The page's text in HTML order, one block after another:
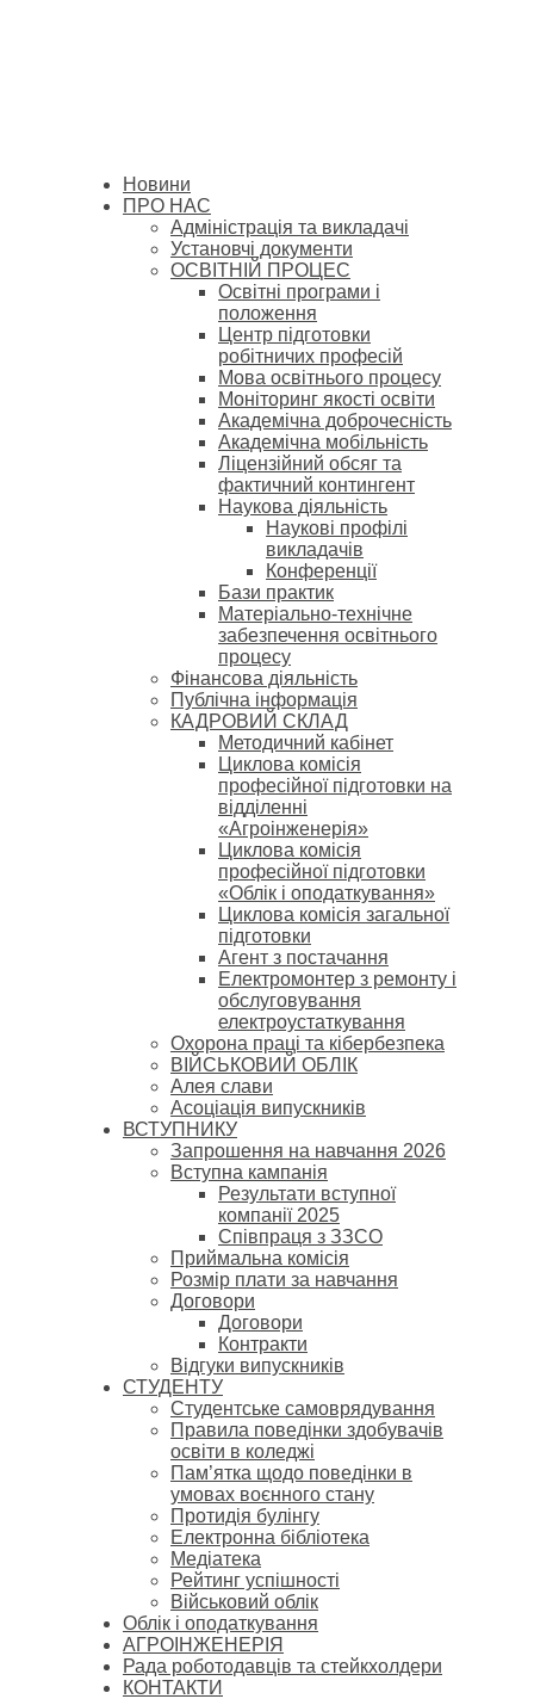
Новини
ПРО НАС
Адміністрація та викладачі
Установчі документи
ОСВІТНІЙ ПРОЦЕС
Освітні програми і
положення
Центр підготовки
робітничих професій
Мова освітнього процесу
Моніторинг якості освіти
Академічна доброчесність
Академічна мобільність
Ліцензійний обсяг та
фактичний контингент
Наукова діяльність
Наукові профілі
викладачів
Конференції
Бази практик
Матеріально-технічне
забезпечення освітнього
процесу
Фінансова діяльність
Публічна інформація
КАДРОВИЙ СКЛАД
Методичний кабінет
Циклова комісія
професійної підготовки на
відділенні
«Агроінженерія»
Циклова комісія
професійної підготовки
«Облік і оподаткування»
Циклова комісія загальної
підготовки
Агент з постачання
Електромонтер з ремонту і
обслуговування
електроустаткування
Охорона праці та кібербезпека
ВІЙСЬКОВИЙ ОБЛІК
Алея слави
Асоціація випускників
ВСТУПНИКУ
Запрошення на навчання 2026
Вступна кампанія
Результати вступної
компанії 2025
Співпраця з ЗЗСО
Приймальна комісія
Розмір плати за навчання
Договори
Договори
Контракти
Відгуки випускників
СТУДЕНТУ
Cтудентське самоврядування
Правила поведінки здобувачів
освіти в коледжі
Пам’ятка щодо поведінки в
умовах воєнного стану
Протидія булінгу
Електронна бібліотека
Медіатека
Рейтинг успішності
Військовий облік
Облік і оподаткування
АГРОІНЖЕНЕРІЯ
Рада роботодавців та стейкхолдери
КОНТАКТИ